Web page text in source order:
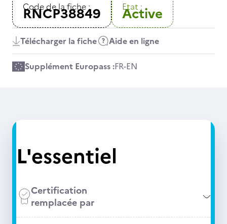
Code de la fiche :
RNCP38849 Etat :
Active
Télécharger la fiche Aide en ligne
Supplément Europass :FR-EN
L'essentiel
Certification
remplacée par